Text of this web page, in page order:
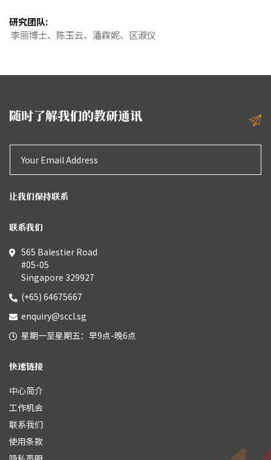
研究团队:
李丽博士、陈玉云、潘霖妮、区淑仪
随时了解我们的教研通讯
让我们保持联系
联系我们
565 Balestier Road
#05-05
Singapore 329927
(+65) 64675667
enquiry@sccl.sg
星期一至星期五：早9点-晚6点
快速链接
中心简介
工作机会
联系我们
使用条款